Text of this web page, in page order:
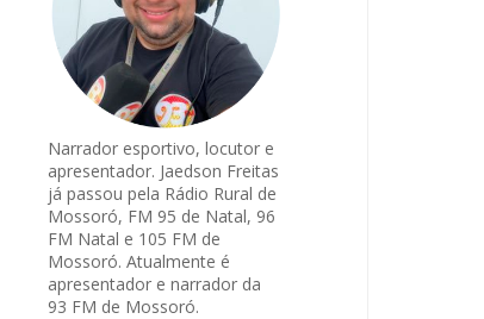
Narrador esportivo, locutor e
apresentador. Jaedson Freitas
já passou pela Rádio Rural de
Mossoró, FM 95 de Natal, 96
FM Natal e 105 FM de
Mossoró. Atualmente é
apresentador e narrador da
93 FM de Mossoró.